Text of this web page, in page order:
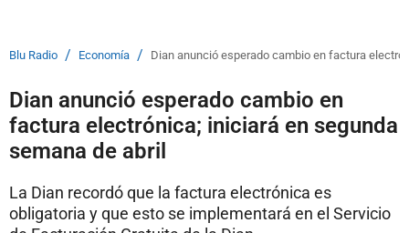
Blu Radio / Economía / Dian anunció esperado cambio en factura
Dian anunció esperado cambio en
factura electrónica; iniciará en segunda
semana de abril
La Dian recordó que la factura electrónica es
obligatoria y que esto se implementará en el Servicio